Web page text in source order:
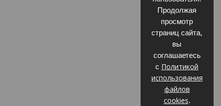
Продолжая
просмотр
страниц сайта,
вы
соглашаетесь
с Политикой
использования
файлов
cookies.